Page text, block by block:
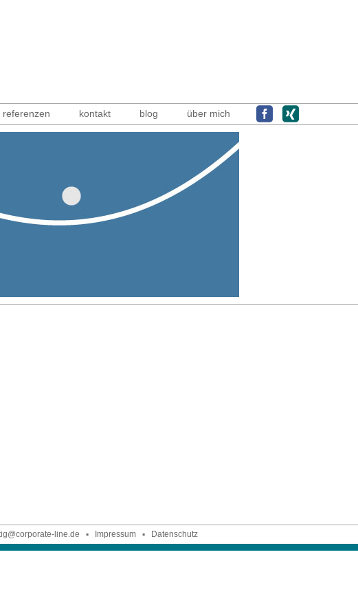
referenzen kontakt blog über mich
line.de ▪ Impressum▪ Datenschutz